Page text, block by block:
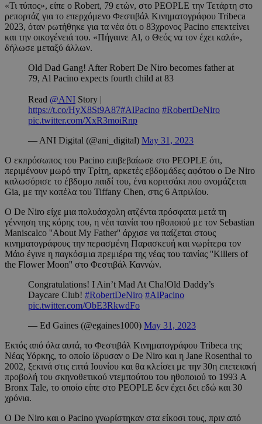
«Τι τύπος», είπε ο Robert, 79 ετών, στο PEOPLE την Τετάρτη στο
ρεπορτάζ για το επερχόμενο Φεστιβάλ Κινηματογράφου Tribeca
2023, όταν ρωτήθηκε για τα νέα ότι ο 83χρονος Pacino επεκτείνει
και την οικογένειά του. «Πήγαινε Al, ο Θεός να τον έχει καλά»,
δήλωσε μεταξύ άλλων.
Old Dad Gang! After Robert De Niro becomes father at
79, Al Pacino expects fourth child at 83
Read @ANI Story |
https://t.co/HyX8St9A87#AlPacino #RobertDeNiro
pic.twitter.com/XxR3moiRnp
— ANI Digital (@ani_digital) May 31, 2023
Ο εκπρόσωπος του Pacino επιβεβαίωσε στο PEOPLE ότι,
περιμένουν μωρό την Τρίτη, αρκετές εβδομάδες αφότου ο De Niro
καλωσόρισε το έβδομο παιδί του, ένα κοριτσάκι που ονομάζεται
Gia, με την κοπέλα του Tiffany Chen, στις 6 Απριλίου.
Ο De Niro είχε μια πολυάσχολη ατζέντα πρόσφατα μετά τη
γέννηση της κόρης του, η νέα ταινία του ηθοποιού με τον Sebastian
Maniscalco ''About My Father'' άρχισε να παίζεται στους
κινηματογράφους την περασμένη Παρασκευή και νωρίτερα τον
Μάιο έγινε η παγκόσμια πρεμιέρα της νέας του ταινίας ''Killers of
the Flower Moon'' στο Φεστιβάλ Καννών.
Congratulations! I Ain’t Mad At Cha!Old Daddy’s
Daycare Club! #RobertDeNiro #AlPacino
pic.twitter.com/ObE3RkwdFo
— Ed Gaines (@egaines1000) May 31, 2023
Εκτός από όλα αυτά, το Φεστιβάλ Κινηματογράφου Tribeca της
Νέας Υόρκης, το οποίο ίδρυσαν ο De Niro και η Jane Rosenthal το
2002, ξεκινά στις επτά Ιουνίου και θα κλείσει με την 30η επετειακή
προβολή του σκηνοθετικού ντεμπούτου του ηθοποιού το 1993 A
Bronx Tale, το οποίο είπε στο PEOPLE δεν έχει δει εδώ και 30
χρόνια.
Ο De Niro και ο Pacino γνωρίστηκαν στα είκοσι τους, πριν από